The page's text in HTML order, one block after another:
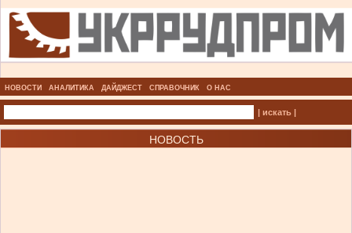
НОВОСТИ АНАЛИТИКА ДАЙДЖЕСТ СПРАВОЧНИК О НАС
| искать |
НОВОСТЬ